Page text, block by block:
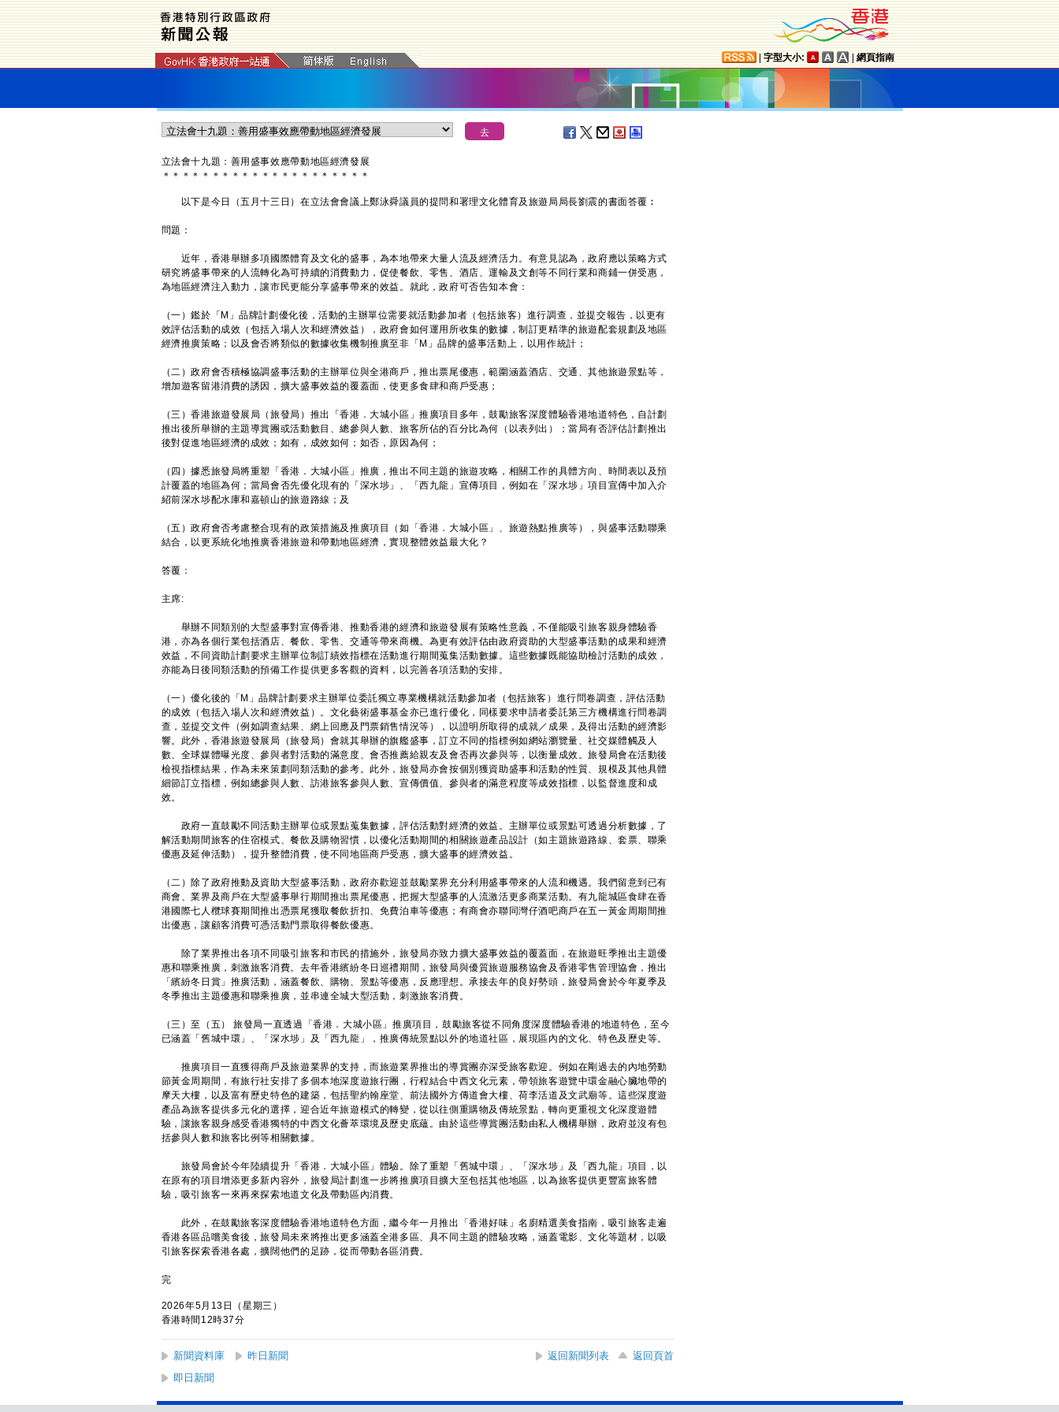
字型大小: 網頁指南
​立法會十九題：善用盛事效應帶動地區經濟發展
＊ ＊ ＊ ＊ ＊ ＊ ＊ ＊ ＊ ＊ ＊ ＊ ＊ ＊ ＊ ＊ ＊ ＊ ＊ ＊ ＊
以下是今日（五月十三日）在立法會會議上鄭泳舜議員的提問和署理文化體育及旅遊局局長劉震的書面答覆︰
問題：
近年，香港舉辦多項國際體育及文化的盛事，為本地帶來大量人流及經濟活力。有意見認為，政府應以策略方式
研究將盛事帶來的人流轉化為可持續的消費動力，促使餐飲、零售、酒店、運輸及文創等不同行業和商鋪一併受惠，
為地區經濟注入動力，讓市民更能分享盛事帶來的效益。就此，政府可否告知本會：
（一）鑑於「M」品牌計劃優化後，活動的主辦單位需要就活動參加者（包括旅客）進行調查，並提交報告，以更有
效評估活動的成效（包括入場人次和經濟效益），政府會如何運用所收集的數據，制訂更精準的旅遊配套規劃及地區
經濟推廣策略；以及會否將類似的數據收集機制推廣至非「M」品牌的盛事活動上，以用作統計；
（二）政府會否積極協調盛事活動的主辦單位與全港商戶，推出票尾優惠，範圍涵蓋酒店、交通、其他旅遊景點等，
增加遊客留港消費的誘因，擴大盛事效益的覆蓋面，使更多食肆和商戶受惠；
（三）香港旅遊發展局（旅發局）推出「香港．大城小區」推廣項目多年，鼓勵旅客深度體驗香港地道特色，自計劃
推出後所舉辦的主題導賞團或活動數目、總參與人數、旅客所佔的百分比為何（以表列出）；當局有否評估計劃推出
後對促進地區經濟的成效；如有，成效如何；如否，原因為何；
（四）據悉旅發局將重塑「香港．大城小區」推廣，推出不同主題的旅遊攻略，相關工作的具體方向、時間表以及預
計覆蓋的地區為何；當局會否先優化現有的「深水埗」、「西九龍」宣傳項目，例如在「深水埗」項目宣傳中加入介
紹前深水埗配水庫和嘉頓山的旅遊路線；及
（五）政府會否考慮整合現有的政策措施及推廣項目（如「香港．大城小區」、旅遊熱點推廣等），與盛事活動聯乘
結合，以更系統化地推廣香港旅遊和帶動地區經濟，實現整體效益最大化？
答覆：
主席:
舉辦不同類別的大型盛事對宣傳香港、推動香港的經濟和旅遊發展有策略性意義，不僅能吸引旅客親身體驗香
港，亦為各個行業包括酒店、餐飲、零售、交通等帶來商機。為更有效評估由政府資助的大型盛事活動的成果和經濟
效益，不同資助計劃要求主辦單位制訂績效指標在活動進行期間蒐集活動數據。這些數據既能協助檢討活動的成效，
亦能為日後同類活動的預備工作提供更多客觀的資料，以完善各項活動的安排。
（一）優化後的「M」品牌計劃要求主辦單位委託獨立專業機構就活動參加者（包括旅客）進行問卷調查，評估活動
的成效（包括入場人次和經濟效益）。文化藝術盛事基金亦已進行優化，同樣要求申請者委託第三方機構進行問卷調
查，並提交文件（例如調查結果、網上回應及門票銷售情況等），以證明所取得的成就／成果，及得出活動的經濟影
響。此外，香港旅遊發展局（旅發局）會就其舉辦的旗艦盛事，訂立不同的指標例如網站瀏覽量、社交媒體觸及人
數、全球媒體曝光度、參與者對活動的滿意度、會否推薦給親友及會否再次參與等，以衡量成效。旅發局會在活動後
檢視指標結果，作為未來策劃同類活動的參考。此外，旅發局亦會按個別獲資助盛事和活動的性質、規模及其他具體
細節訂立指標，例如總參與人數、訪港旅客參與人數、宣傳價值、參與者的滿意程度等成效指標，以監督進度和成
效。
政府一直鼓勵不同活動主辦單位或景點蒐集數據，評估活動對經濟的效益。主辦單位或景點可透過分析數據，了
解活動期間旅客的住宿模式、餐飲及購物習慣，以優化活動期間的相關旅遊產品設計（如主題旅遊路線、套票、聯乘
優惠及延伸活動），提升整體消費，使不同地區商戶受惠，擴大盛事的經濟效益。
（二）除了政府推動及資助大型盛事活動，政府亦歡迎並鼓勵業界充分利用盛事帶來的人流和機遇。我們留意到已有
商會、業界及商戶在大型盛事舉行期間推出票尾優惠，把握大型盛事的人流激活更多商業活動。有九龍城區食肆在香
港國際七人欖球賽期間推出憑票尾獲取餐飲折扣、免費泊車等優惠；有商會亦聯同灣仔酒吧商戶在五一黃金周期間推
出優惠，讓顧客消費可憑活動門票取得餐飲優惠。
除了業界推出各項不同吸引旅客和市民的措施外，旅發局亦致力擴大盛事效益的覆蓋面，在旅遊旺季推出主題優
惠和聯乘推廣，刺激旅客消費。去年香港繽紛冬日巡禮期間，旅發局與優質旅遊服務協會及香港零售管理協會，推出
「繽紛冬日賞」推廣活動，涵蓋餐飲、購物、景點等優惠，反應理想。承接去年的良好勢頭，旅發局會於今年夏季及
冬季推出主題優惠和聯乘推廣，並串連全城大型活動，刺激旅客消費。
（三）至（五） 旅發局一直透過「香港．大城小區」推廣項目，鼓勵旅客從不同角度深度體驗香港的地道特色，至今
已涵蓋「舊城中環」、「深水埗」及「西九龍」，推廣傳統景點以外的地道社區，展現區內的文化、特色及歷史等。
推廣項目一直獲得商戶及旅遊業界的支持，而旅遊業界推出的導賞團亦深受旅客歡迎。例如在剛過去的內地勞動
節黃金周期間，有旅行社安排了多個本地深度遊旅行團，行程結合中西文化元素，帶領旅客遊覽中環金融心臟地帶的
摩天大樓，以及富有歷史特色的建築，包括聖約翰座堂、前法國外方傳道會大樓、荷李活道及文武廟等。這些深度遊
產品為旅客提供多元化的選擇，迎合近年旅遊模式的轉變，從以往側重購物及傳統景點，轉向更重視文化深度遊體
驗，讓旅客親身感受香港獨特的中西文化薈萃環境及歷史底蘊。由於這些導賞團活動由私人機構舉辦，政府並沒有包
括參與人數和旅客比例等相關數據。
旅發局會於今年陸續提升「香港．大城小區」體驗。除了重塑「舊城中環」、「深水埗」及「西九龍」項目，以
在原有的項目增添更多新內容外，旅發局計劃進一步將推廣項目擴大至包括其他地區，以為旅客提供更豐富旅客體
驗，吸引旅客一來再來探索地道文化及帶動區內消費。
此外，在鼓勵旅客深度體驗香港地道特色方面，繼今年一月推出「香港好味」名廚精選美食指南，吸引旅客走遍
香港各區品嚐美食後，旅發局未來將推出更多涵蓋全港多區、具不同主題的體驗攻略，涵蓋電影、文化等題材，以吸
引旅客探索香港各處，擴闊他們的足跡，從而帶動各區消費。
完
2026年5月13日（星期三）
香港時間12時37分
新聞資料庫 昨日新聞 返回新聞列表
返回頁首
即日新聞